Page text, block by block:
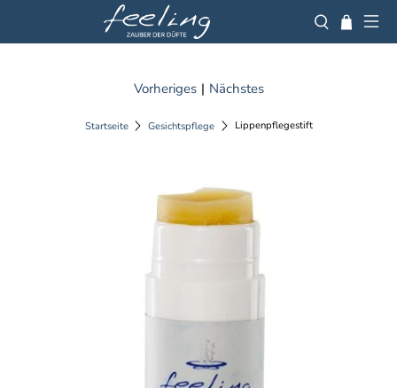
Startseite Gesichtspflege Lippenpflegestift
Vorheriges | Nächstes